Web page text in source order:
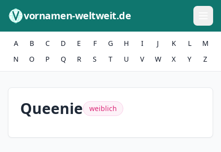
vornamen-weltweit.de
A B C D E F G H I J K L
M
N
O P Q R S T U V W X Y Z
Queenie weiblich